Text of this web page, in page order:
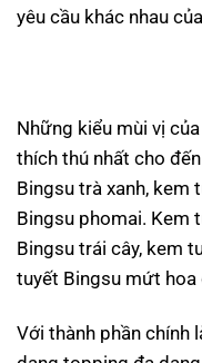
yêu cầu khác nhau
Những kiểu mùi vị
thích thú nhất cho
Bingsu trà xanh, kem
Bingsu phomai. Kem
Bingsu trái cây, kem
tuyết Bingsu mứt hoa
Với thành phần chính